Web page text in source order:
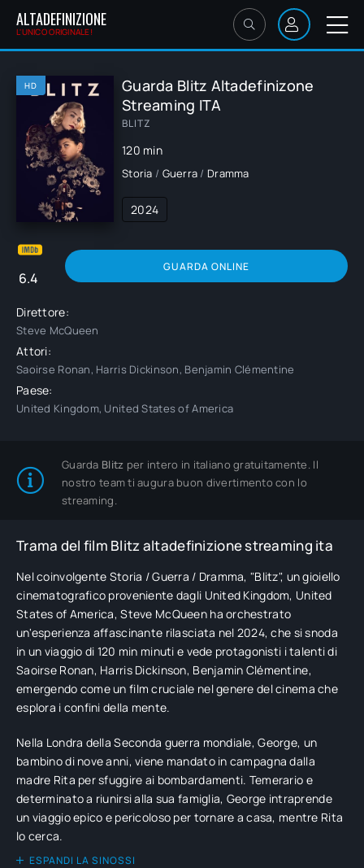
ALTADEFINIZIONE
L'UNICO ORIGINALE!
HD
Guarda Blitz Altadefinizone
Streaming ITA
BLITZ
120 min
Storia / Guerra / Dramma
2024
6.4
GUARDA ONLINE
Direttore:
Steve McQueen
Attori:
Saoirse Ronan, Harris Dickinson, Benjamin Clémentine
Paese:
United Kingdom, United States of America
Guarda Blitz per intero in italiano gratuitamente. Il
nostro team ti augura buon divertimento con lo
streaming.
Trama del film Blitz altadefinizione streaming ita
Nel coinvolgente Storia / Guerra / Dramma, "Blitz", un gioiello
cinematografico proveniente dagli United Kingdom, United
States of America, Steve McQueen ha orchestrato
un'esperienza affascinante rilasciata nel 2024, che si snoda
in un viaggio di 120 min minuti e vede protagonisti i talenti di
Saoirse Ronan, Harris Dickinson, Benjamin Clémentine,
emergendo come un film cruciale nel genere del cinema che
esplora i confini della mente.
Nella Londra della Seconda guerra mondiale, George, un
bambino di nove anni, viene mandato in campagna dalla
madre Rita per sfuggire ai bombardamenti. Temerario e
determinato a riunirsi alla sua famiglia, George intraprende
un viaggio epico e pericoloso per tornare a casa, mentre Rita
lo cerca.
ESPANDI LA SINOSSI